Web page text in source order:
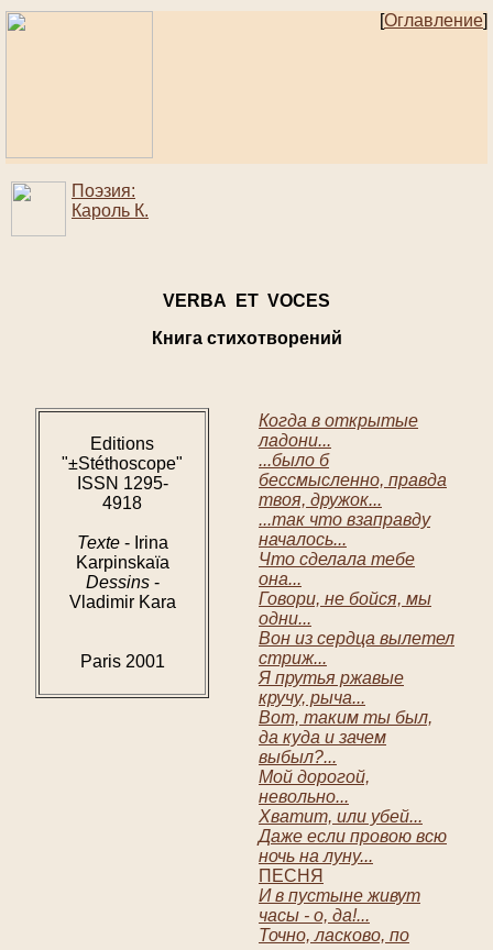
[Оглавление]
Поэзия:
Кароль К.
VERBA ET VOCES
Книга стихотворений
Editions
"±Stéthoscope"
ISSN 1295-
4918
Texte- Irina
Karpinskaïa
Dessins-
Vladimir Kara
Paris 2001
Когда в открытые
ладони...
...было б
бессмысленно, правда
твоя, дружок...
...так что взаправду
началось...
Что сделала тебе
она...
Говори, не бойся, мы
одни...
Вон из сердца вылетел
стриж...
Я прутья ржавые
кручу, рыча...
Вот, таким ты был,
да куда и зачем
выбыл?...
Мой дорогой,
невольно...
Хватит, или убей...
Даже если провою всю
ночь на луну...
ПЕСНЯ
И в пустыне живут
часы - о, да!...
Точно, ласково, по